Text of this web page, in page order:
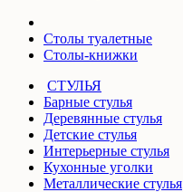
Столы туалетные
Столы-книжки
СТУЛЬЯ
Барные стулья
Деревянные стулья
Детские стулья
Интерьерные стулья
Кухонные уголки
Металлические стулья